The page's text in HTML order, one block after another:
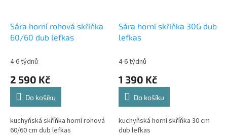
Sára horní rohová skříňka
60/60 dub lefkas
4-6 týdnů
2 590 Kč
Do košíku
kuchyňská skříňka horní rohová
60/60 cm dub lefkas
Sára horní skříňka 30G dub
lefkas
4-6 týdnů
1 390 Kč
Do košíku
kuchyňská horní skříňka 30 cm
dub lefkas